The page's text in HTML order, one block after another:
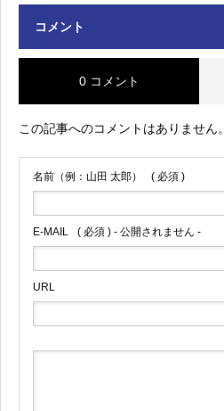
コメント
0 コメント
この記事へのコメントはありません。
名前（例：山田 太郎） ( 必須 )
E-MAIL ( 必須 ) - 公開されません -
URL